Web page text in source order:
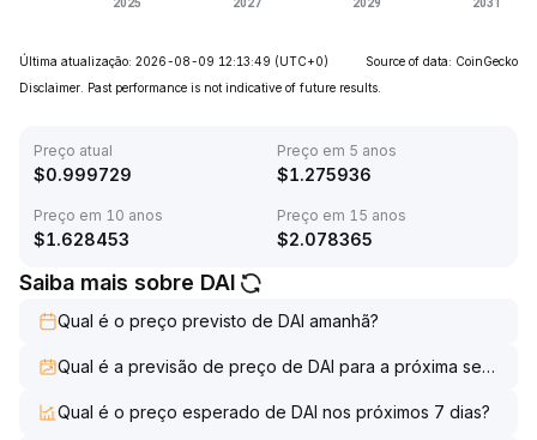
Última atualização: 2026-08-09 12:13:49 (UTC+0)
Source of data: CoinGecko
Disclaimer. Past performance is not indicative of future results.
Preço atual
$0.999729
Preço em 5 anos
$1.275936
Preço em 10 anos
$1.628453
Preço em 15 anos
$2.078365
Saiba mais sobre DAI
Qual é o preço previsto de DAI amanhã?
Qual é a previsão de preço de DAI para a próxima semana?
Qual é o preço esperado de DAI nos próximos 7 dias?